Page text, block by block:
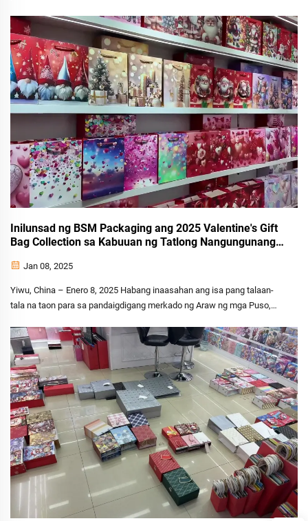
ay nagdaan sa fully automated na smart factory ng BSM Packaging sa
Yiwu—na siyang nagsisilbing isang mahalagang yugto sa aming...
Inilunsad ng BSM Packaging ang 2025 Valentine's Gift
Bag Collection sa Kabuuan ng Tatlong Nangungunang
Jan 08, 2025
Yiwu, China – Enero 8, 2025 Habang inaasahan ang isa pang talaan-
tala na taon para sa pandaigdigang merkado ng Araw ng mga Puso,
dinisenyong koleksyon ng premium na gift bag para 2025 na
pinamagatang "Love Notes". Idinisenyo upang mahuli ang es...